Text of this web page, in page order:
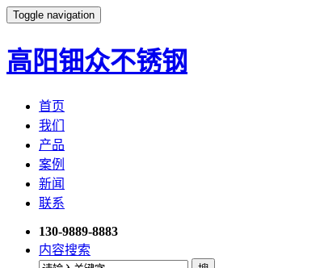
Toggle navigation
高阳钿众不锈钢
首页
我们
产品
案例
新闻
联系
130-9889-8883
内容搜索